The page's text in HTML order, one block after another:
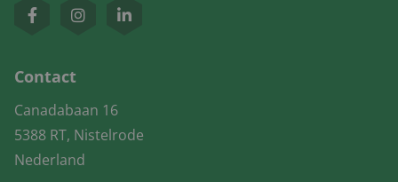
Contact
Canadabaan 16
5388 RT, Nistelrode
Nederland